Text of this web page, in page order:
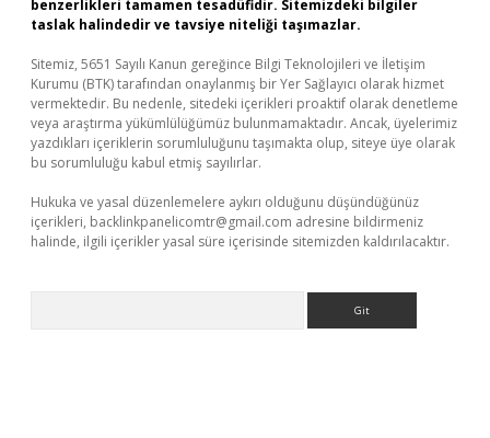
benzerlikleri tamamen tesadüfidir. Sitemizdeki bilgiler
taslak halindedir ve tavsiye niteliği taşımazlar.
Sitemiz, 5651 Sayılı Kanun gereğince Bilgi Teknolojileri ve İletişim
Kurumu (BTK) tarafından onaylanmış bir Yer Sağlayıcı olarak hizmet
vermektedir. Bu nedenle, sitedeki içerikleri proaktif olarak denetleme
veya araştırma yükümlülüğümüz bulunmamaktadır. Ancak, üyelerimiz
yazdıkları içeriklerin sorumluluğunu taşımakta olup, siteye üye olarak
bu sorumluluğu kabul etmiş sayılırlar.
Hukuka ve yasal düzenlemelere aykırı olduğunu düşündüğünüz
içerikleri, backlinkpanelicomtr@gmail.com adresine bildirmeniz
halinde, ilgili içerikler yasal süre içerisinde sitemizden kaldırılacaktır.